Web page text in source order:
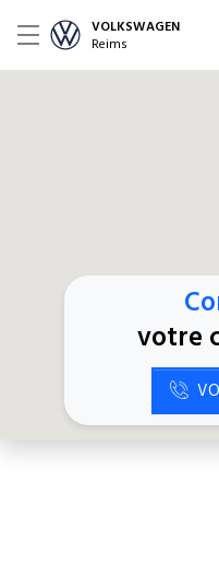
VOLKSWAGEN
Reims
votre